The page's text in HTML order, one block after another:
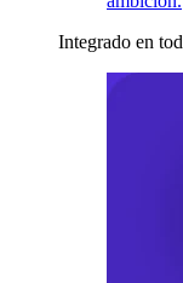
Integrado en